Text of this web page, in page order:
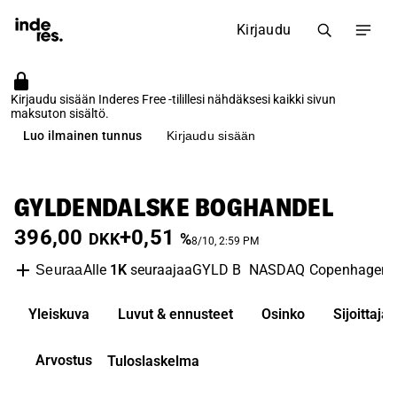
Kirjaudu
Kirjaudu sisään Inderes Free -tilillesi nähdäksesi kaikki sivun
maksuton sisältö.
Luo ilmainen tunnus
Kirjaudu sisään
GYLDENDALSKE BOGHANDEL
396,00 DKK+0,51 %8/10, 2:59 PM
SeuraaAlle 1KseuraajaaGYLD B NASDAQ Copenhagen
Yleiskuva Luvut & ennusteet Osinko
Arvostus Tuloslaskelma